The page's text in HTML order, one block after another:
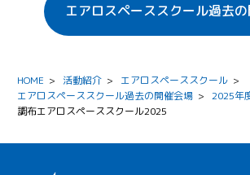
エアロスペーススクール過去
HOME > 活動紹介 > エアロスペーススクール >
エアロスペーススクール過去の開催会場 > 2025年
調布エアロスペーススクール2025